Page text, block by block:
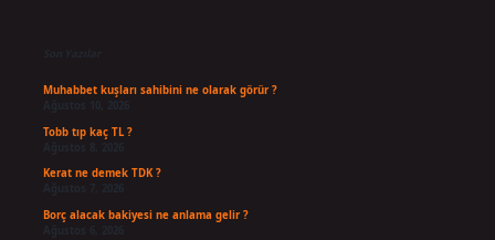
Son Yazılar
Muhabbet kuşları sahibini ne olarak görür ?
Ağustos 10, 2026
Tobb tıp kaç TL ?
Ağustos 8, 2026
Kerat ne demek TDK ?
Ağustos 7, 2026
Borç alacak bakiyesi ne anlama gelir ?
Ağustos 6, 2026